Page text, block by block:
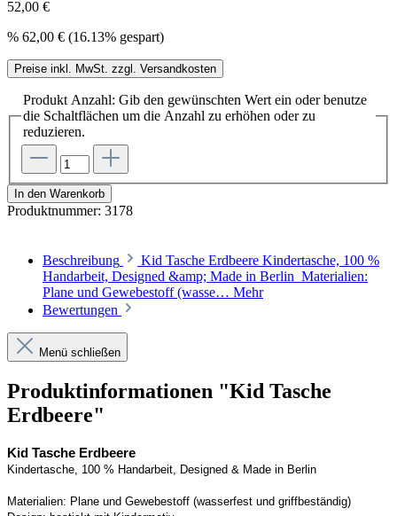
52,00 €
% 62,00 € (16.13% gespart)
Preise inkl. MwSt. zzgl. Versandkosten
Produkt Anzahl: Gib den gewünschten Wert ein oder benutze
die Schaltflächen um die Anzahl zu erhöhen oder zu
reduzieren.
In den Warenkorb
Produktnummer: 3178
Beschreibung
Kid Tasche Erdbeere Kindertasche, 100 %
Handarbeit, Designed &amp; Made in Berlin Materialien:
Plane und Gewebestoff (wasse… Mehr
Bewertungen
Menü schließen
Produktinformationen "Kid Tasche
Erdbeere"
Kid Tasche Erdbeere
Kindertasche, 100 % Handarbeit, Designed & Made in Berlin
Materialien: Plane und Gewebestoff (wasserfest und griffbeständig)